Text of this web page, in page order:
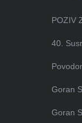
POZIV
40.
Goran
Goran